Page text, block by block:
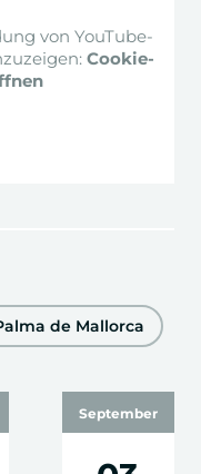
&
von YouTube-
Cookie-
de Mallorca
September